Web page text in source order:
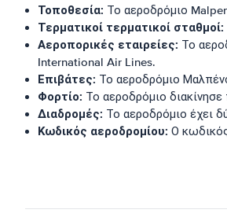
Τοποθεσία: Το αεροδρόμιο
Τερματικοί τερματικοί σταθμοί:
Αεροπορικές εταιρείες: Το
International Air Lines.
Επιβάτες: Το αεροδρόμιο
Φορτίο: Το αεροδρόμιο
Διαδρομές: Το αεροδρόμιο έχει
Κωδικός αεροδρομίου: Ο